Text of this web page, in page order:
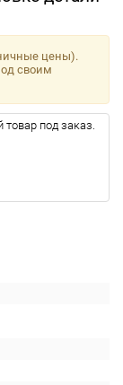
цены).
своим
под заказ.